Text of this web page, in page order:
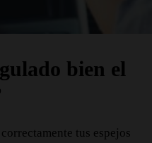
bien el
tus espejos